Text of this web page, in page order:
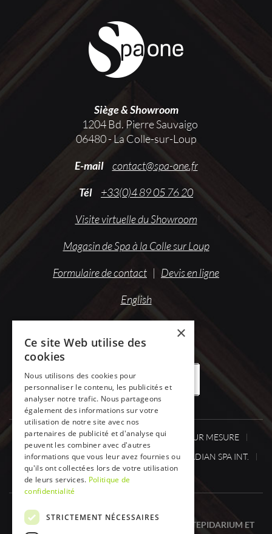
Siège & Showroom
1204 Bd. Pierre Sauvaigo
06480 - La Colle-sur-Loup
E-mail
contact@spa-one.fr
Tél
+33(0)4 89 05 76 20
Visite virtuelle du Showroom
Magasin de Spa à la Colle sur Loup
Formulaire de contact | Devis en ligne
English
OFFRES DE DESTOCKAGE
SPA ONE SPA
SAUNA / HAMMAM SUR MESURE
CABINESINFRAROUGE
ACTUS.
CANADIAN SPA INT.
DÉSTOCKAGE
SPA ONE, VOTRE SPÉCIALISTE SPA, SAUNA, TEPIDARIUM ET
×
Ce site Web utilise des
cookies
Nous utilisons des cookies pour
personnaliser le contenu, les publicités et
analyser notre trafic. Nous partageons
également des informations sur votre
utilisation de notre site avec nos
partenaires de publicité et d'analyse qui
peuvent les combiner avec d'autres
informations que vous leur avez fournies ou
qu'ils ont collectées lors de votre utilisation
de leurs services. Politique de
confidentialité
STRICTEMENT NÉCESSAIRES